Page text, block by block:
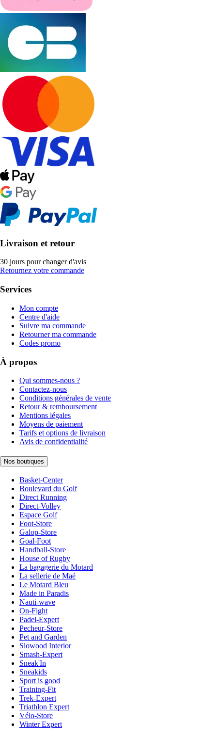
Livraison et retour
30 jours pour changer d'avis
Retournez votre commande
Services
Mon compte
Centre d'aide
Suivre ma commande
Retourner ma commande
Codes promo
À propos
Qui sommes-nous ?
Contactez-nous
Conditions générales de vente
Retour & remboursement
Mentions légales
Moyens de paiement
Tarifs et options de livraison
Avis de confidentialité
Nos boutiques
Basket-Center
Boulevard du Golf
Direct Running
Direct-Volley
Espace Golf
Foot-Store
Galop-Store
Goal-Foot
Handball-Store
House of Rugby
La bagagerie du Motard
La sellerie de Maé
Le Motard Bleu
Made in Paradis
Nauti-wave
On-Fight
Padel-Expert
Pecheur-Store
Pet and Garden
Slowood Interior
Smash-Expert
Sneak'In
Sneakids
Sport is good
Training-Fit
Trek-Expert
Triathlon Expert
Vélo-Store
Winter Expert